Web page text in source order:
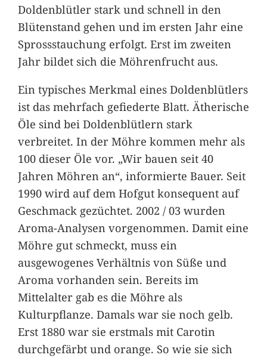
Doldenblütler stark und schnell in den
Blütenstand gehen und im ersten Jahr eine
Sprossstauchung erfolgt. Erst im zweiten
Jahr bildet sich die Möhrenfrucht aus.
Ein typisches Merkmal eines Doldenblütlers
ist das mehrfach gefiederte Blatt. Ätherische
Öle sind bei Doldenblütlern stark
verbreitet. In der Möhre kommen mehr als
100 dieser Öle vor. „Wir bauen seit 40
Jahren Möhren an“, informierte Bauer. Seit
1990 wird auf dem Hofgut konsequent auf
Geschmack gezüchtet. 2002 / 03 wurden
Aroma-Analysen vorgenommen. Damit eine
Möhre gut schmeckt, muss ein
ausgewogenes Verhältnis von Süße und
Aroma vorhanden sein. Bereits im
Mittelalter gab es die Möhre als
Kulturpflanze. Damals war sie noch gelb.
Erst 1880 war sie erstmals mit Carotin
durchgefärbt und orange. So wie sie sich